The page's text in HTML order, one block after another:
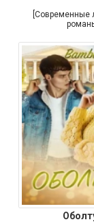
[Современные